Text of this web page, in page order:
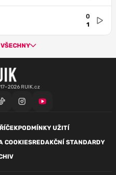
0
1
RUIK.cz
PODMÍNKY UŽITÍ
COOKIESREDAKČNÍ STANDARDY